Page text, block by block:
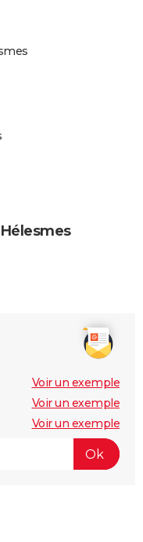
Voir un exemple
Voir un exemple
Voir un exemple